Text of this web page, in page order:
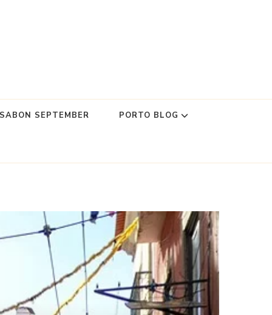
SEPTEMBER PORTO BLOG